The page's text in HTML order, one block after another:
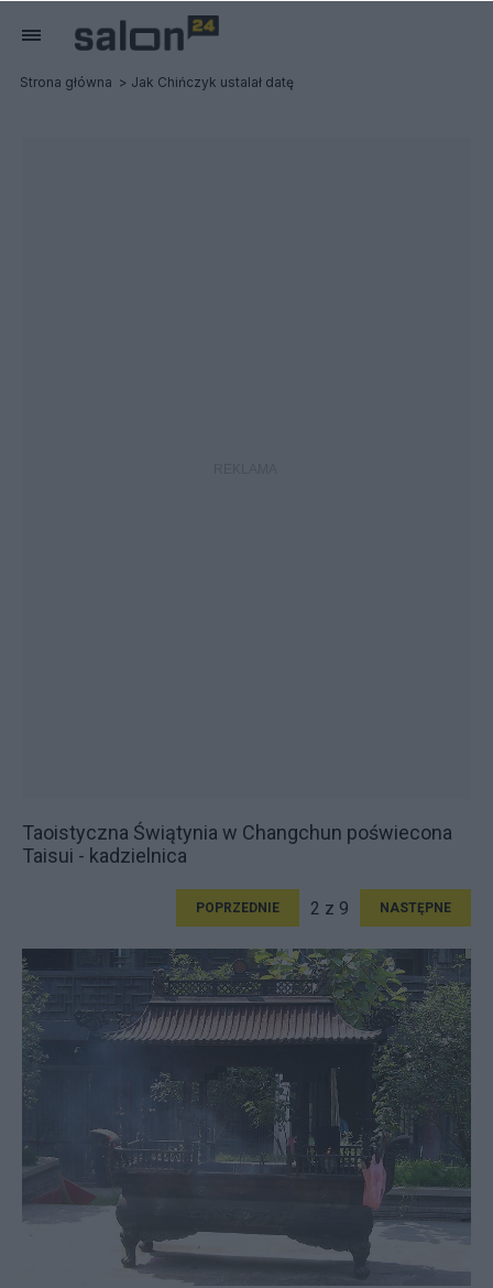
Strona główna Jak Chińczyk ustalał datę
Taoistyczna Świątynia w Changchun poświecona
Taisui - kadzielnica
POPRZEDNIE 2 z 9 NASTĘPNE